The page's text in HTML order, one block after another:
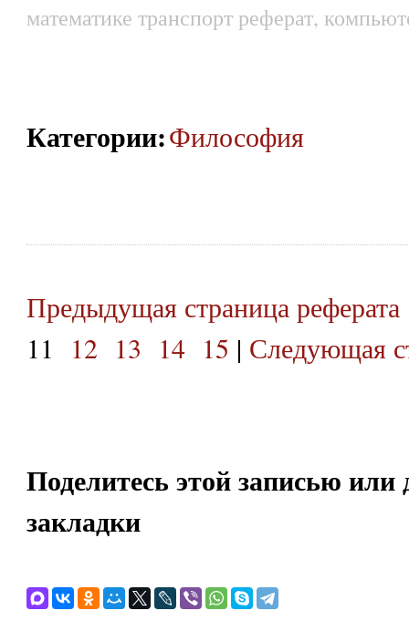
математике транспорт реферат,
Категории:Философия
Предыдущая страница реферата
11 12 13 14 15 | Следующая
Поделитесь этой записью или
закладки